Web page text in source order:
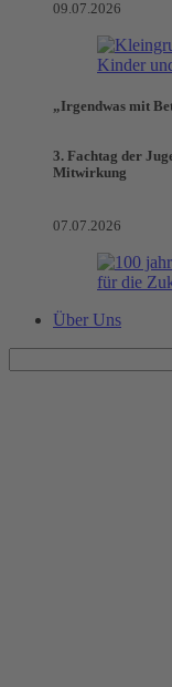
09.07.2026
„Irgendwas mit
3. Fachtag der
Mitwirkung
07.07.2026
Über Uns